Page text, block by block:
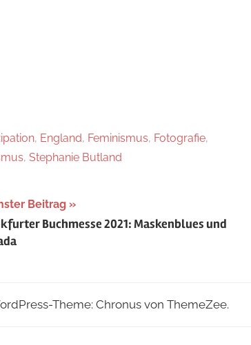
, England, Feminismus, Fotografie,
, Stephanie Butland
Beitrag
Buchmesse 2021: Maskenblues und
Theme: Chronus von ThemeZee.